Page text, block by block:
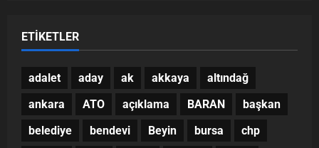
ETIKETLER
adalet aday ak akkaya
altındağ
ankara
ATO açıklama BARAN
başkan
belediye
bendevi Beyin bursa
chp